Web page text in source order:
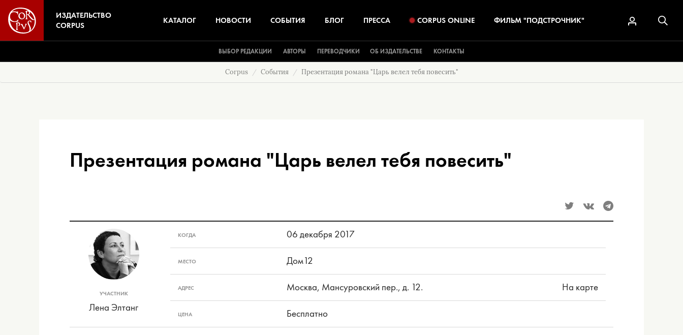
ИЗДАТЕЛЬСТВО
CORPUS
КАТАЛОГ НОВОСТИ СОБЫТИЯ БЛОГ ПРЕССА CORPUS ONLINE ФИЛЬМ "ПОДСТРОЧНИК"
ВЫБОР РЕДАКЦИИ АВТОРЫ ПЕРЕВОДЧИКИ ОБ ИЗДАТЕЛЬСТВЕ КОНТАКТЫ
Corpus События Презентация романа "Царь велел тебя повесить"
Презентация романа "Царь велел тебя повесить"
УЧАСТНИК
Лена Элтанг
КОГДА 06 декабря 2017
МЕСТО Дом12
АДРЕС Москва, Мансуровский пер., д. 12. На карте
ЦЕНА Бесплатно